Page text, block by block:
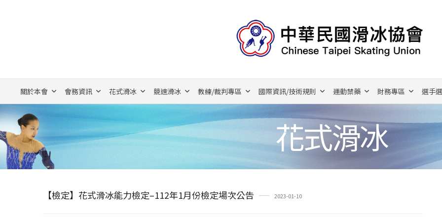
關於本會 會務資訊 花式滑冰 競速滑冰 教練/裁判專區 國際資訊/技術規則 運動禁藥 財務專區 選手
花式滑冰
【檢定】花式滑冰能力檢定–112年1月份檢定場次公告 2023-01-10